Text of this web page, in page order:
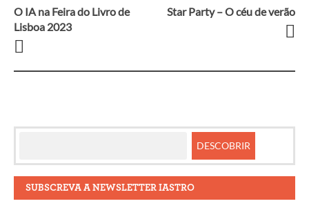
Navegação
entre
artigos
O IA na Feira do Livro de
Lisboa 2023
Star Party – O céu de verão
SUBSCREVA A NEWSLETTER IASTRO